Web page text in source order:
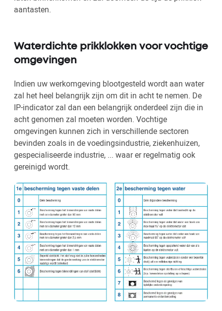
aantasten.
Waterdichte prikklokken voor vochtige
omgevingen
Indien uw werkomgeving blootgesteld wordt aan water
zal het heel belangrijk zijn om dit in acht te nemen. De
IP-indicator zal dan een belangrijk onderdeel zijn die in
acht genomen zal moeten worden. Vochtige
omgevingen kunnen zich in verschillende sectoren
bevinden zoals in de voedingsindustrie, ziekenhuizen,
gespecialiseerde industrie, ... waar er regelmatig ook
gereinigd wordt.